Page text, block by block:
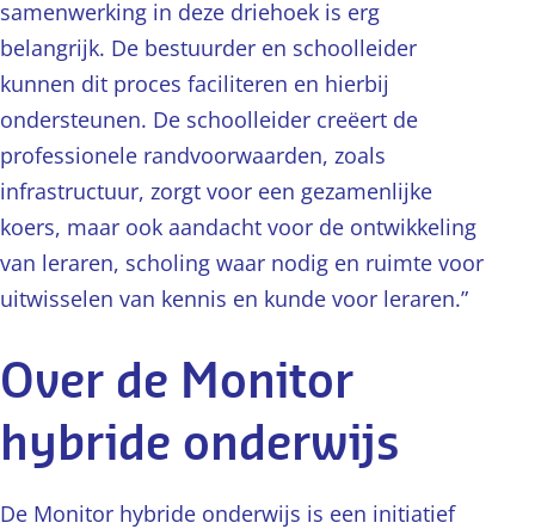
samenwerking in deze driehoek is erg
belangrijk. De bestuurder en schoolleider
kunnen dit proces faciliteren en hierbij
ondersteunen. De schoolleider creëert de
professionele randvoorwaarden, zoals
infrastructuur, zorgt voor een gezamenlijke
koers, maar ook aandacht voor de ontwikkeling
van leraren, scholing waar nodig en ruimte voor
uitwisselen van kennis en kunde voor leraren.”
Over de Monitor
hybride onderwijs
De Monitor hybride onderwijs is een initiatief